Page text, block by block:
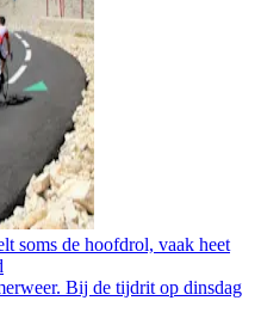
soms de hoofdrol, vaak heet
Bij de tijdrit op dinsdag